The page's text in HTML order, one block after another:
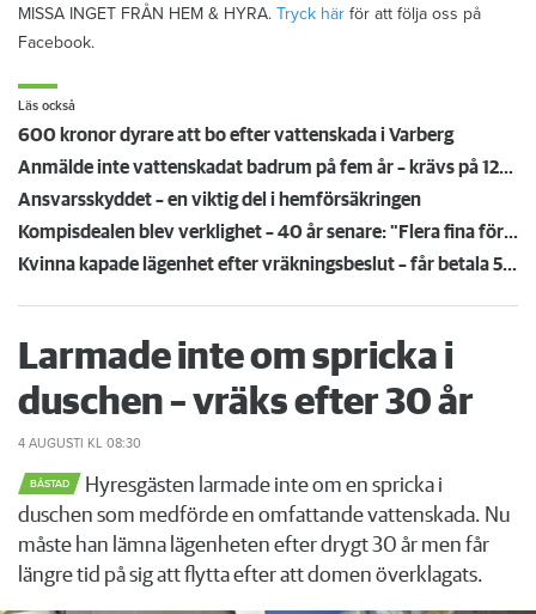
MISSA INGET FRÅN HEM & HYRA. Tryck här för att följa oss på
Facebook.
Läs också
600 kronor dyrare att bo efter vattenskada i Varberg
Anmälde inte vattenskadat badrum på fem år – krävs på 125 000 kronor
Ansvarsskyddet – en viktig del i hemförsäkringen
Kompisdealen blev verklighet – 40 år senare: "Flera fina fördelar med att dela bostad"
Kvinna kapade lägenhet efter vräkningsbeslut – får betala 50 000
Larmade inte om spricka i
duschen – vräks efter 30 år
4 AUGUSTI KL 08:30
BÅSTAD
Hyresgästen larmade inte om en spricka i
duschen som medförde en omfattande vattenskada. Nu
måste han lämna lägenheten efter drygt 30 år men får
längre tid på sig att flytta efter att domen överklagats.